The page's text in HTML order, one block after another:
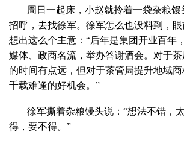
周日一起床，小赵就拎着一袋杂粮
招呼，去找徐军。徐军怎么也没料到，
想出这么个主意：“后年是集团开业百年
媒体、政商名流，举办答谢酒会。对于
的时间有点远，但对于茶管局提升地域
千载难逢的好机会。”
徐军撕着杂粮馒头说：“想法不错，
得，要不得。”